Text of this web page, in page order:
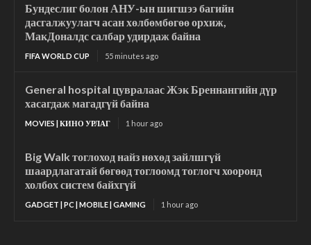
Бундеслиг болон АНУ-ын шигшээ багийн
дасгалжуулагч асан хөлбөмбөгөө орхиж,
МакДоналдс салбар удирдаж байна
FIFA WORLD CUP 55 minutes ago
General hospital цувралаас Жэк Бреннангийн дүр
хасагдаж магадгүй байна
MOVIES | КИНО УРЛАГ 1 hour ago
Big Walk тоглоход найз нөхөд зайлшгүй
шаардлагатай бөгөөд тоглоомд тоглогч хооронд
холбох систем байхгүй
GADGET | PC | MOBILE | GAMING 1 hour ago